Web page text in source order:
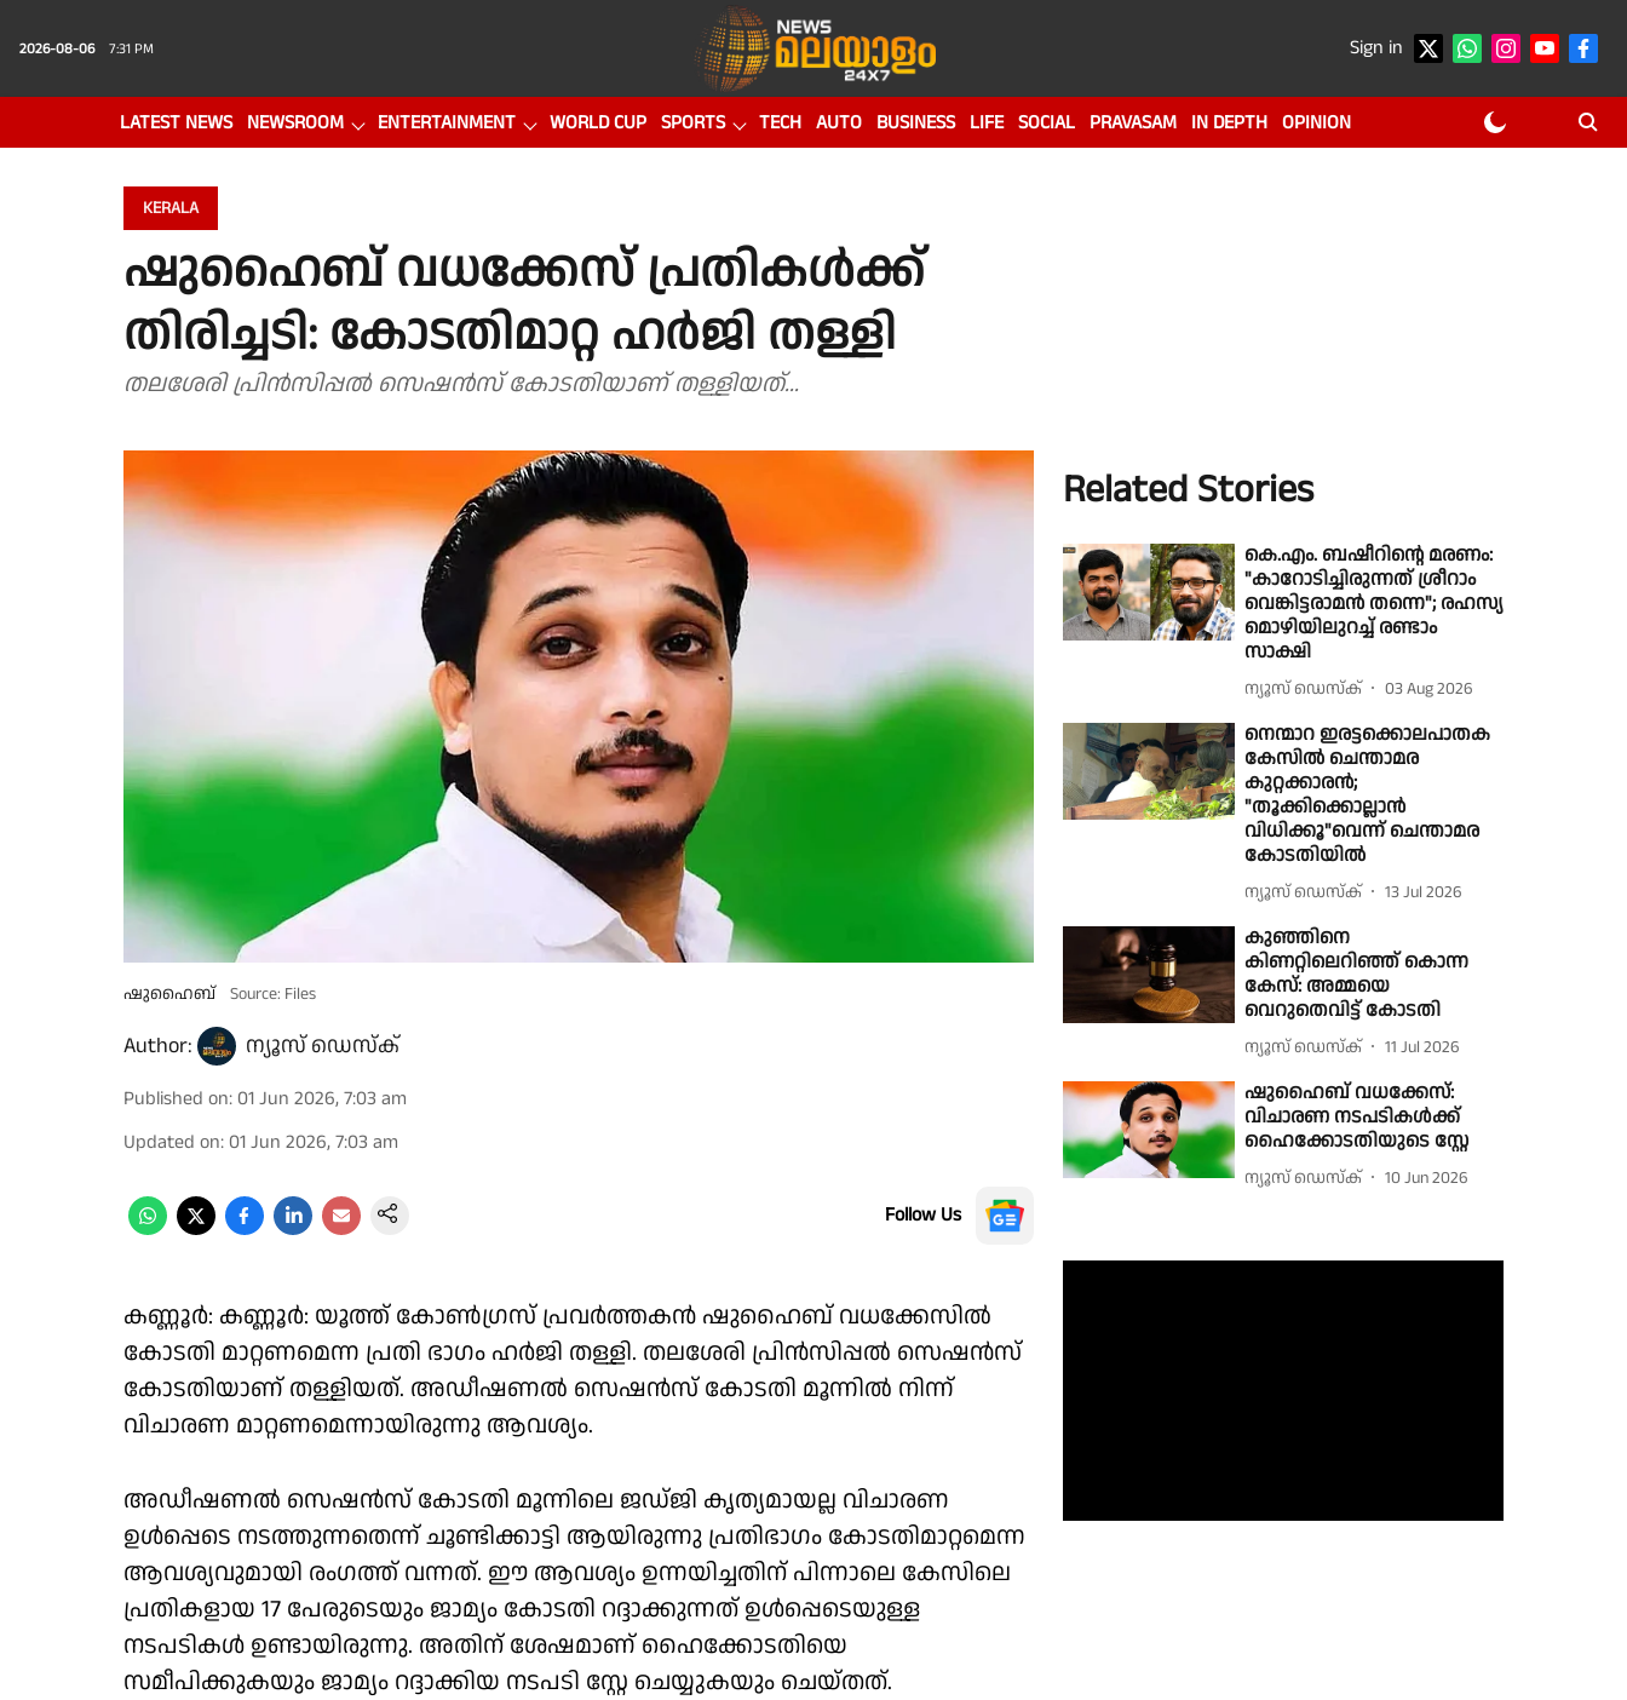
2026-08-06 7:31 PM Sign in
LATEST NEWS NEWSROOM ENTERTAINMENT WORLD CUP SPORTS TECH AUTO BUSINESS LIFE SOCIAL PRAVASAM IN DEPTH OPINION
KERALA
ഷുഹൈബ് വധക്കേസ് പ്രതികൾക്ക്
തിരിച്ചടി: കോടതിമാറ്റ ഹര്‍ജി തള്ളി
തലശേരി പ്രിന്‍സിപ്പല്‍ സെഷന്‍സ് കോടതിയാണ് തള്ളിയത്...
ഷുഹൈബ് Source: Files
Author: ന്യൂസ് ഡെസ്ക്
Published on: 01 Jun 2026, 7:03 am
Updated on: 01 Jun 2026, 7:03 am
Follow Us
കണ്ണൂർ: കണ്ണൂർ: യൂത്ത് കോൺഗ്രസ് പ്രവർത്തകൻ ഷുഹൈബ് വധക്കേസിൽ
കോടതി മാറ്റണമെന്ന പ്രതി ഭാഗം ഹർജി തള്ളി. തലശേരി പ്രിൻസിപ്പൽ സെഷൻസ്
കോടതിയാണ് തള്ളിയത്. അഡീഷണൽ സെഷന്‍സ് കോടതി മൂന്നിൽ നിന്ന്
വിചാരണ മാറ്റണമെന്നായിരുന്നു ആവശ്യം.
അഡീഷണൽ സെഷന്‍സ് കോടതി മൂന്നിലെ ജഡ്ജി കൃത്യമായല്ല വിചാരണ
ഉൾപ്പെടെ നടത്തുന്നതെന്ന് ചൂണ്ടിക്കാട്ടി ആയിരുന്നു പ്രതിഭാഗം കോടതിമാറ്റമെന്ന
ആവശ്യവുമായി രംഗത്ത് വന്നത്. ഈ ആവശ്യം ഉന്നയിച്ചതിന് പിന്നാലെ കേസിലെ
പ്രതികളായ 17 പേരുടെയും ജാമ്യം കോടതി റദ്ദാക്കുന്നത് ഉൾപ്പെടെയുള്ള
നടപടികൾ ഉണ്ടായിരുന്നു. അതിന് ശേഷമാണ് ഹൈക്കോടതിയെ
സമീപിക്കുകയും ജാമ്യം റദ്ദാക്കിയ നടപടി സ്റ്റേ ചെയ്യുകയും ചെയ്തത്.
Related Stories
കെ.എം. ബഷീറിന്റെ മരണം:
"കാറോടിച്ചിരുന്നത് ശ്രീറാം
വെങ്കിട്ടരാമന്‍ തന്നെ"; രഹസ്യ
മൊഴിയിലുറച്ച് രണ്ടാം
സാക്ഷി
ന്യൂസ് ഡെസ്ക് 03 Aug 2026
നെന്മാറ ഇരട്ടക്കൊലപാതക
കേസിൽ ചെന്താമര
കുറ്റക്കാരൻ;
"തൂക്കിക്കൊല്ലാൻ
വിധിക്കൂ"വെന്ന് ചെന്താമര
കോടതിയിൽ
ന്യൂസ് ഡെസ്ക് 13 Jul 2026
കുഞ്ഞിനെ
കിണറ്റിലെറിഞ്ഞ് കൊന്ന
കേസ്: അമ്മയെ
വെറുതെവിട്ട് കോടതി
ന്യൂസ് ഡെസ്ക് 11 Jul 2026
ഷുഹൈബ് വധക്കേസ്:
വിചാരണ നടപടികൾക്ക്
ഹൈക്കോടതിയുടെ സ്റ്റേ
ന്യൂസ് ഡെസ്ക് 10 Jun 2026